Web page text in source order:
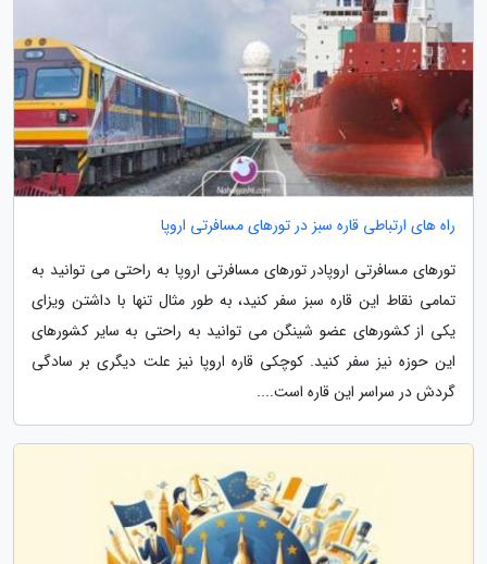
راه های ارتباطی قاره سبز در تورهای مسافرتی اروپا
تورهای مسافرتی اروپادر تورهای مسافرتی اروپا به راحتی می توانید به
تمامی نقاط این قاره سبز سفر کنید، به طور مثال تنها با داشتن ویزای
یکی از کشورهای عضو شینگن می توانید به راحتی به سایر کشورهای
این حوزه نیز سفر کنید. کوچکی قاره اروپا نیز علت دیگری بر سادگی
گردش در سراسر این قاره است....